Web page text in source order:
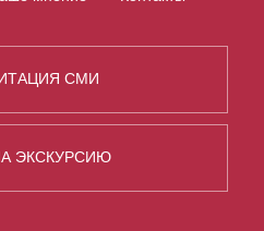
СМИ
ЭКСКУРСИЮ